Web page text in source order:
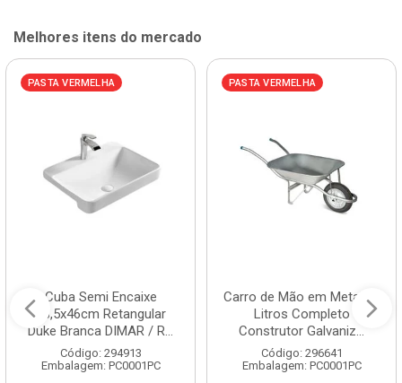
Melhores itens do mercado
PASTA VERMELHA
Cuba Semi Encaixe
58,5x46cm Retangular
Duke Branca DIMAR / R...
Código: 294913
Embalagem: PC0001PC
PASTA VERMELHA
Carro de Mão em Metal 60
Litros Completo
Construtor Galvaniz...
Código: 296641
Embalagem: PC0001PC